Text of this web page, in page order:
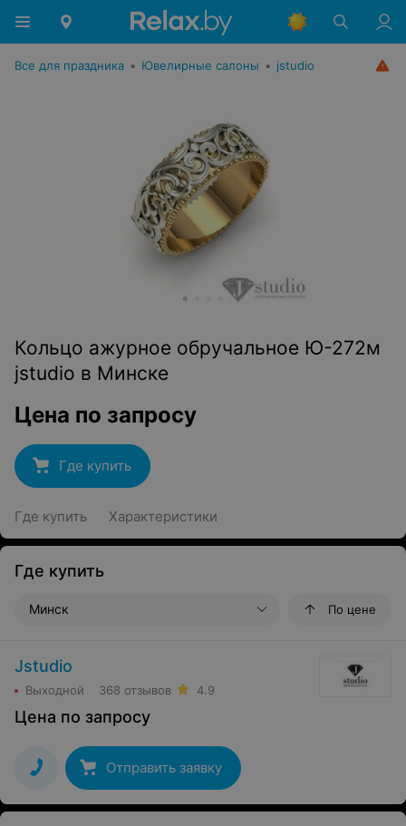
Все для праздника • Ювелирные салоны • jstudio
Кольцо ажурное обручальное Ю-272м
jstudio в Минске
Цена по запросу
Где купить
Где купить Характеристики
Где купить
Минск По цене
Jstudio
Выходной 368 отзывов 4.9
Цена по запросу
Отправить заявку